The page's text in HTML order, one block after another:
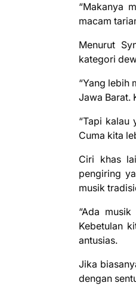
“Makanya
macam
Menurut
kategori
“Yang lebih
Jawa Barat.
“Tapi kalau
Cuma kita
Ciri khas
pengiring
musik
“Ada
Kebetulan
antusias.
Jika
dengan